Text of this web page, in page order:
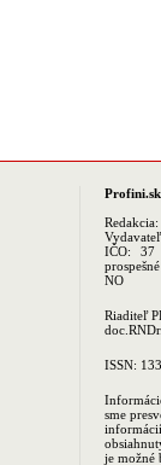
Profini.sk
Redakcia:
IČO: 37
NO
Riaditeľ
ISSN:
sme
je možné